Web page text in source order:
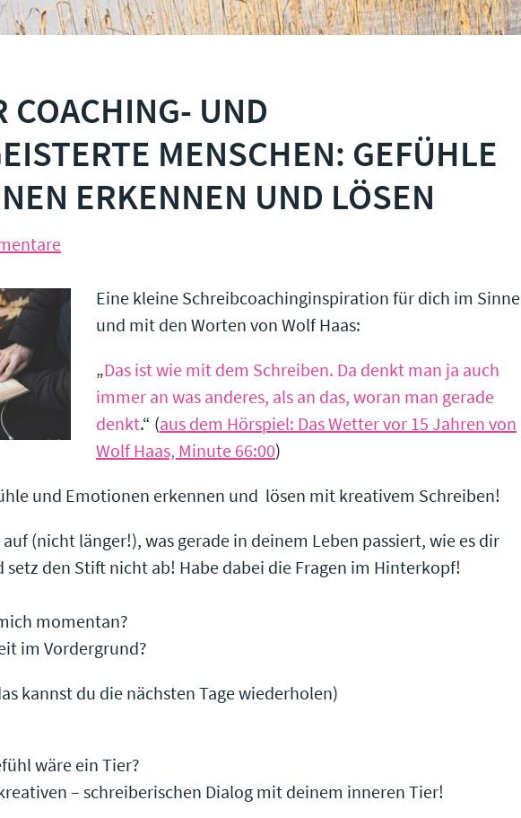
COACHING- UND
MENSCHEN: GEFÜHLE
ERKENNEN UND LÖSEN
Eine kleine Schreibcoachinginspiration für dich im Sinne
und mit den Worten von Wolf Haas:
„Das ist wie mit dem Schreiben. Da denkt man ja auch
immer an was anderes, als an das, woran man gerade
denkt.“ (aus dem Hörspiel: Das Wetter vor 15 Jahren von
Wolf Haas, Minute 66:00)
und Emotionen erkennen und lösen mit kreativem Schreiben!
(nicht länger!), was gerade in deinem Leben passiert, wie es dir
den Stift nicht ab! Habe dabei die Fragen im Hinterkopf!
momentan?
im Vordergrund?
kannst du die nächsten Tage wiederholen)
wäre ein Tier?
– schreiberischen Dialog mit deinem inneren Tier!